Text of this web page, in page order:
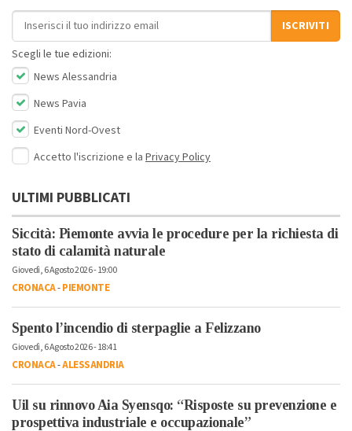
Indirizzo email
ISCRIVITI
Scegli le tue edizioni:
News Alessandria
News Pavia
Eventi Nord-Ovest
Accetto l'iscrizione e la Privacy Policy
ULTIMI PUBBLICATI
Siccità: Piemonte avvia le procedure per la richiesta di
stato di calamità naturale
Giovedì, 6 Agosto 2026 - 19:00
CRONACA-PIEMONTE
Spento l’incendio di sterpaglie a Felizzano
Giovedì, 6 Agosto 2026 - 18:41
CRONACA-ALESSANDRIA
Uil su rinnovo Aia Syensqo: “Risposte su prevenzione e
prospettiva industriale e occupazionale”